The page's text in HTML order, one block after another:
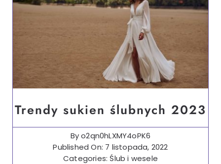
Trendy sukien ślubnych 2023
Byo2qn0hLXMY4oPK6
Published On: 7 listopada, 2022
Categories: Ślub i wesele